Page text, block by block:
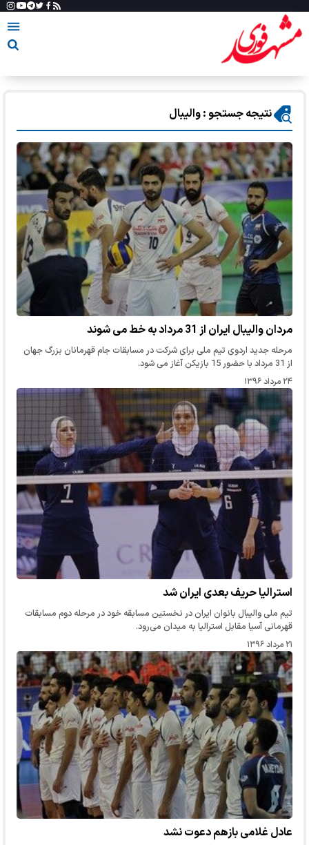
نتیجه جستجو : والیبال
مردان والیبال ایران از 31 مرداد به خط می شوند
مرحله جدید اردوی تیم ملی برای شرکت در مسابقات جام قهرمانان بزرگ جهان
از 31 مرداد با حضور 15 بازیکن آغاز می شود.
۲۴ مرداد ۱۳۹۶
استرالیا حریف بعدی ایران شد
تیم ملی والیبال بانوان ایران در نخستین مسابقه خود در مرحله دوم مسابقات
قهرمانی آسیا مقابل استرالیا به میدان می‌رود.
۲۱ مرداد ۱۳۹۶
عادل غلامی بازهم دعوت نشد